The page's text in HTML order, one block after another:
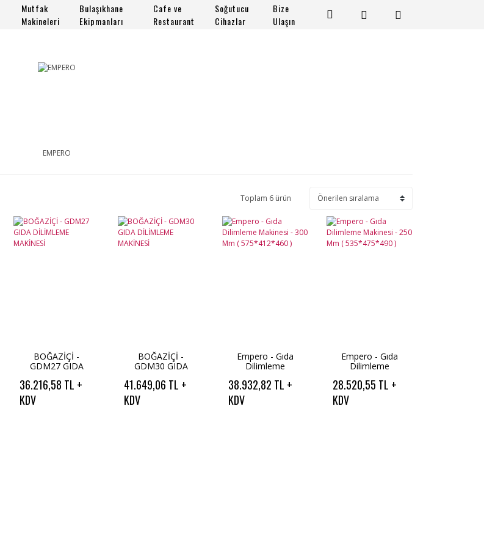
Mutfak
Makineleri
Bulaşıkhane
Ekipmanları
Cafe ve
Restaurant
Soğutucu
Cihazlar
Bize
Ulaşın
EMPERO
Toplam 6 ürün
BOĞAZİÇİ -
GDM27 GIDA
MAKİNESİ
36.216,58 TL +
KDV
BOĞAZİÇİ -
GDM30 GIDA
MAKİNESİ
41.649,06 TL +
KDV
Empero - Gıda
Dilimleme
Mm (
575*412*460 )
38.932,82 TL +
KDV
Empero - Gıda
Dilimleme
Mm (
535*475*490 )
28.520,55 TL +
KDV